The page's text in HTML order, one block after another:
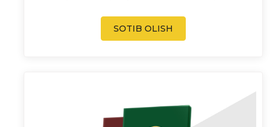
SOTIB OLISH